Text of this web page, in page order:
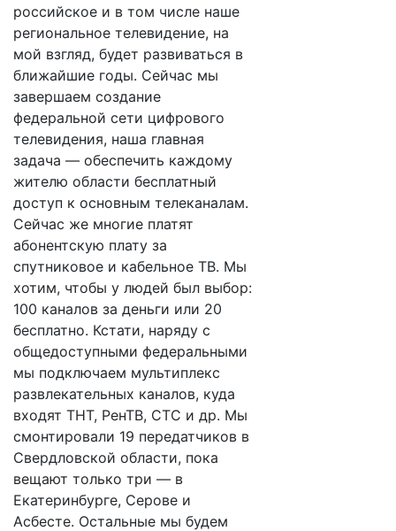
российское и в том числе наше
региональное телевидение, на
мой взгляд, будет развиваться в
ближайшие годы. Сейчас мы
завершаем создание
федеральной сети цифрового
телевидения, наша главная
задача — обеспечить каждому
жителю области бесплатный
доступ к основным телеканалам.
Сейчас же многие платят
абонентскую плату за
спутниковое и кабельное ТВ. Мы
хотим, чтобы у людей был выбор:
100 каналов за деньги или 20
бесплатно. Кстати, наряду с
общедоступными федеральными
мы подключаем мультиплекс
развлекательных каналов, куда
входят ТНТ, РенТВ, СТС и др. Мы
смонтировали 19 передатчиков в
Свердловской области, пока
вещают только три — в
Екатеринбурге, Серове и
Асбесте. Остальные мы будем